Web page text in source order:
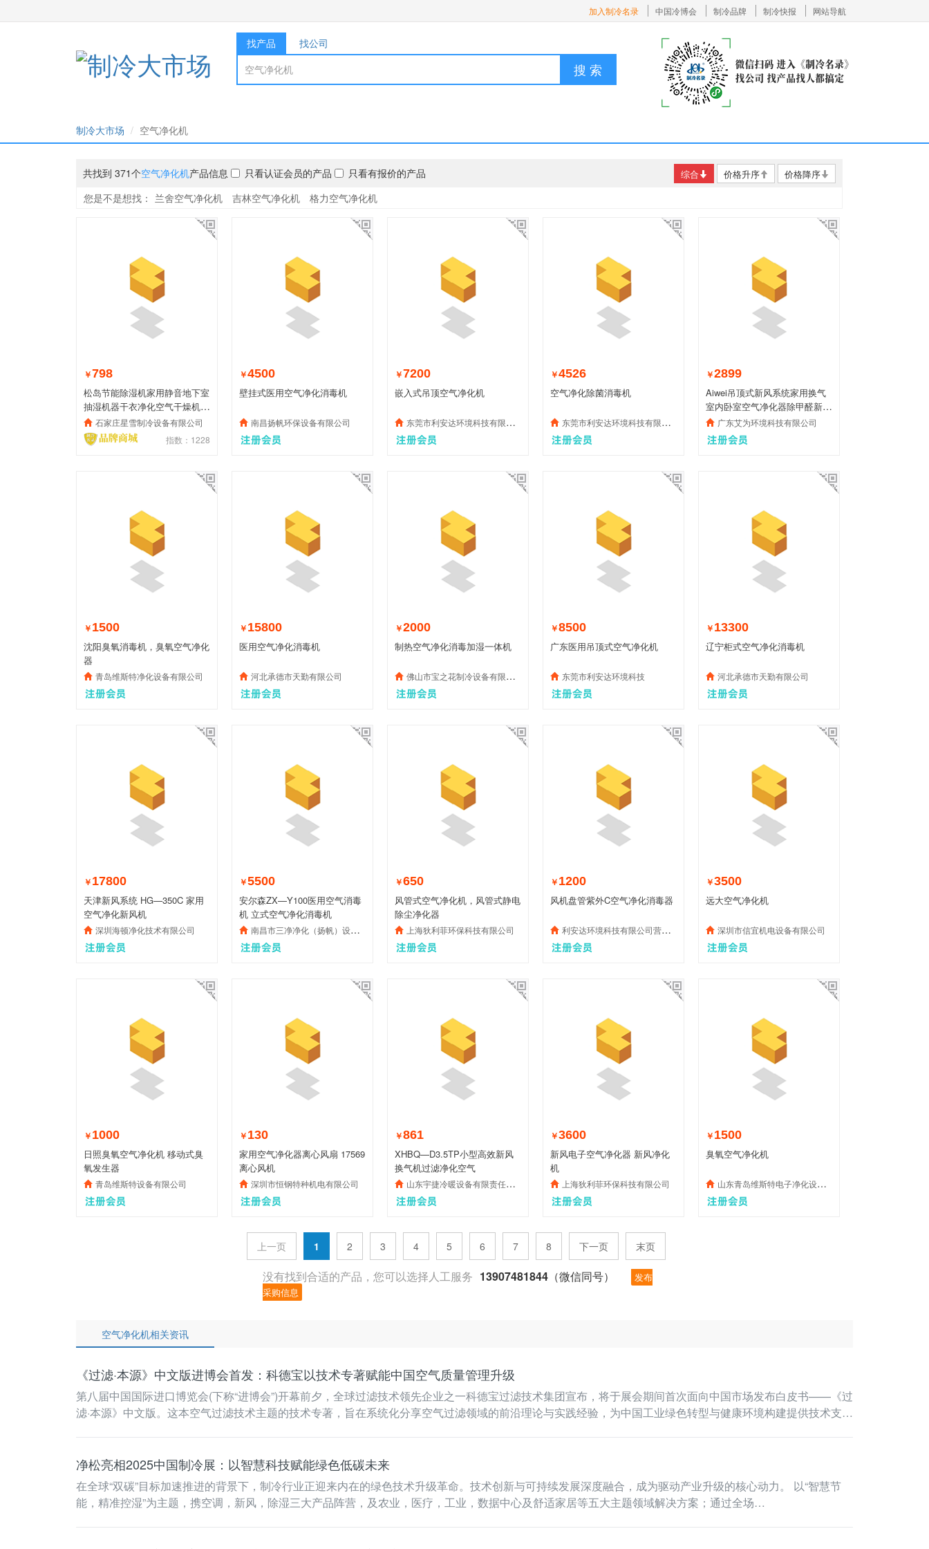
加入制冷名录 中国冷博会 制冷品牌 制冷快报 网站导航
找产品 找公司
搜 索
制冷大市场 空气净化机
共找到 371个空气净化机产品信息 只看认证会员的产品 只看有报价的产品 综合 价格升序 价格降序
您是不是想找： 兰舍空气净化机 吉林空气净化机 格力空气净化机
￥798
松岛节能除湿机家用静音地下室
抽湿机器干衣净化空气干燥机大
功率石家庄星雪制冷设备有限公司
指数：1228
￥4500
壁挂式医用空气净化消毒机
南昌扬帆环保设备有限公司
￥7200
嵌入式吊顶空气净化机
东莞市利安达环境科技有限责任公司
￥4526
空气净化除菌消毒机
东莞市利安达环境科技有限责任公司
￥2899
Aiwei吊顶式新风系统家用换气
室内卧室空气净化器除甲醛新风
机 广东艾为环境科技有限公司
￥ 1500
沈阳臭氧消毒机，臭氧空气净化
器
青岛维斯特净化设备有限公司
￥ 15800
医用空气净化消毒机
河北承德市天勤有限公司
￥2000
制热空气净化消毒加湿一体机
佛山市宝之花制冷设备有限公司
￥8500
广东医用吊顶式空气净化机
东莞市利安达环境科技
￥ 13300
辽宁柜式空气净化消毒机
河北承德市天勤有限公司
￥ 17800
天津新风系统 HG—350C 家用
空气净化新风机
深圳海顿净化技术有限公司
￥5500
安尔森ZX—Y100医用空气消毒
机 立式空气净化消毒机
南昌市三净净化（扬帆）设备有限公司
￥650
风管式空气净化机，风管式静电
除尘净化器
上海狄利菲环保科技有限公司
￥ 1200
风机盘管紫外C空气净化消毒器
利安达环境科技有限公司营销部
￥3500
远大空气净化机
深圳市信宜机电设备有限公司
￥ 1000
日照臭氧空气净化机 移动式臭
氧发生器
青岛维斯特设备有限公司
￥ 130
家用空气净化器离心风扇 17569
离心风机
深圳市恒钢特种机电有限公司
￥861
XHBQ—D3.5TP小型高效新风
换气机过滤净化空气
山东宇捷冷暖设备有限责任公司
￥3600
新风电子空气净化器 新风净化
机
上海狄利菲环保科技有限公司
￥ 1500
臭氧空气净化机
山东青岛维斯特电子净化设备有限公司
上一页 1 2 3 4 5 6 7 8 下一页 末页
没有找到合适的产品，您可以选择人工服务 13907481844（微信同号）
发布
采购信息
空气净化机相关资讯
《过滤·本源》中文版进博会首发：科德宝以技术专著赋能中国空气质量管理升级
第八届中国国际进口博览会(下称“进博会”)开幕前夕，全球过滤技术领先企业之一科德宝过滤技术集团宣布，将于展会期间首次面向中国市场发布白皮书——《过
滤·本源》中文版。这本空气过滤技术主题的技术专著，旨在系统化分享空气过滤领域的前沿理论与实践经验，为中国工业绿色转型与健康环境构建提供技术支
净松亮相2025中国制冷展：以智慧科技赋能绿色低碳未来
在全球“双碳”目标加速推进的背景下，制冷行业正迎来内在的绿色技术升级革命。技术创新与可持续发展深度融合，成为驱动产业升级的核心动力。 以“智慧节
能，精准控湿”为主题，携空调，新风，除湿三大产品阵营，及农业，医疗，工业，数据中心及舒适家居等五大主题领域解决方案；通过全场…